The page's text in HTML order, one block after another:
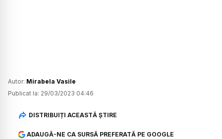
Autor: Mirabela Vasile
Publicat la: 29/03/2023 04:46
DISTRIBUIȚI ACEASTĂ ȘTIRE
ADAUGĂ-NE CA SURSĂ PREFERATĂ PE GOOGLE